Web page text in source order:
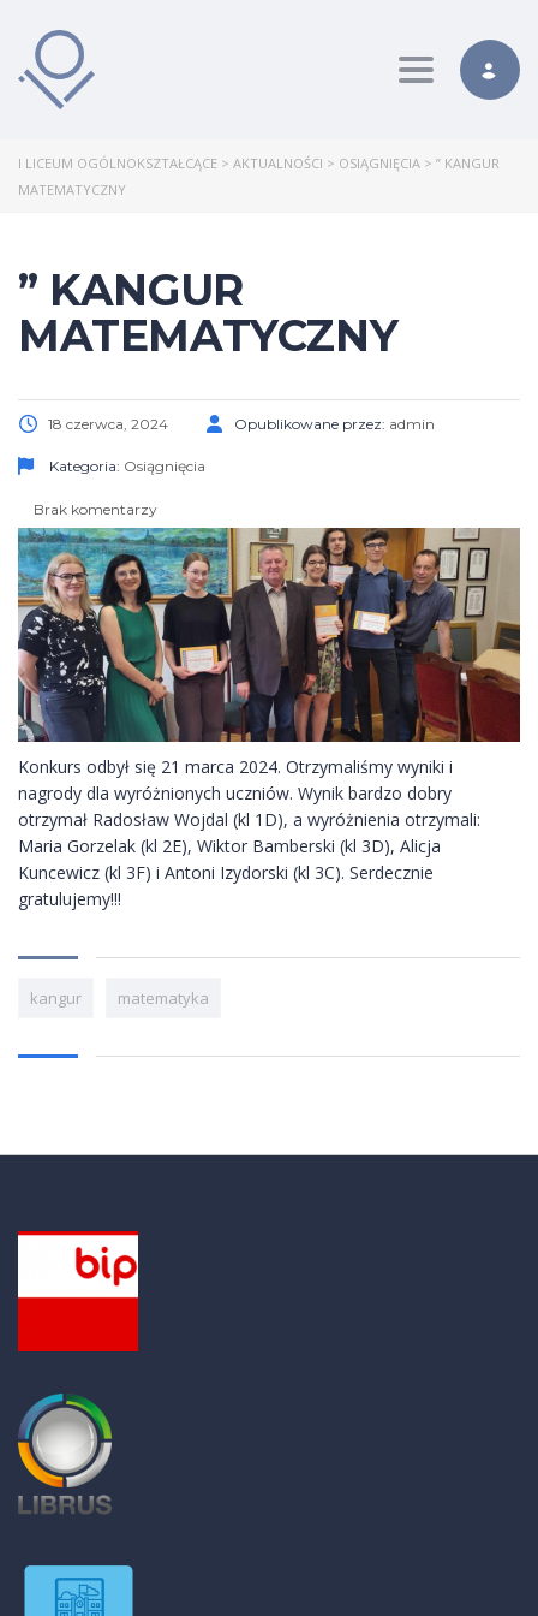
Toggle
I LICEUM OGÓLNOKSZTAŁCĄCE > AKTUALNOŚCI > OSIĄGNIĘCIA > ” KANGUR
MATEMATYCZNY
” KANGUR
MATEMATYCZNY
18 czerwca, 2024 Opublikowane przez: admin
Kategoria: Osiągnięcia
Brak komentarzy
Konkurs odbył się 21 marca 2024. Otrzymaliśmy wyniki i
nagrody dla wyróżnionych uczniów. Wynik bardzo dobry
otrzymał Radosław Wojdal (kl 1D), a wyróżnienia otrzymali:
Maria Gorzelak (kl 2E), Wiktor Bamberski (kl 3D), Alicja
Kuncewicz (kl 3F) i Antoni Izydorski (kl 3C). Serdecznie
gratulujemy!!!
kangur matematyka